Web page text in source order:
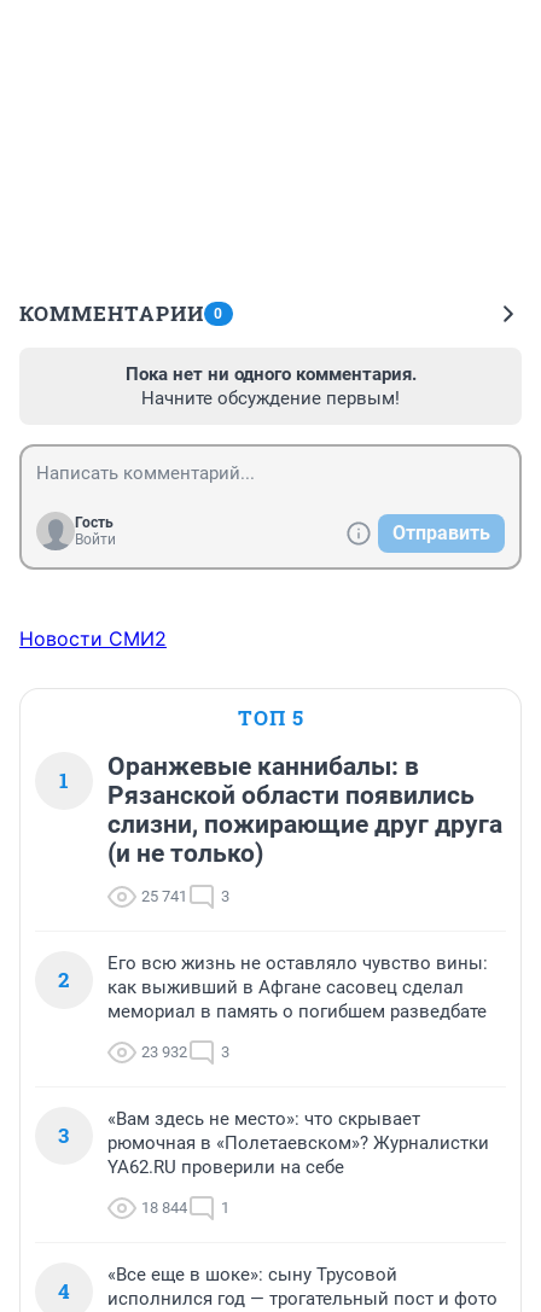
КОММЕНТАРИИ 0
Пока нет ни одного комментария.
Начните обсуждение первым!
Гость
Войти
Отправить
Новости СМИ2
ТОП 5
1
Оранжевые каннибалы: в
Рязанской области появились
слизни, пожирающие друг друга
(и не только)
25 741 3
2
Его всю жизнь не оставляло чувство вины:
как выживший в Афгане сасовец сделал
мемориал в память о погибшем разведбате
23 932 3
3
«Вам здесь не место»: что скрывает
рюмочная в «Полетаевском»? Журналистки
YA62.RU проверили на себе
18 844 1
4
«Все еще в шоке»: сыну Трусовой
исполнился год — трогательный пост и фото